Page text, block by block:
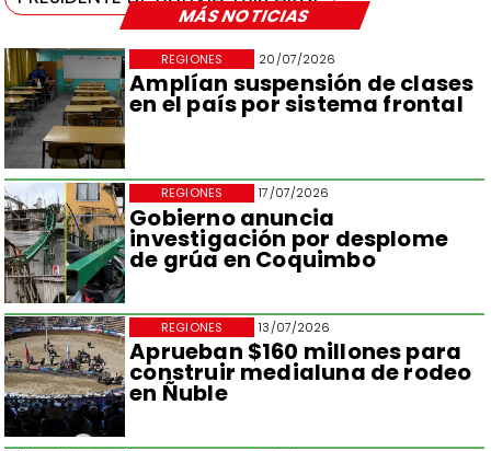
MÁS NOTICIAS
20/07/2026
Amplían suspensión de clases
en el país por sistema frontal
REGIONES
17/07/2026
Gobierno anuncia
investigación por desplome
de grúa en Coquimbo
REGIONES
13/07/2026
Aprueban $160 millones para
construir medialuna de rodeo
en Ñuble
REGIONES